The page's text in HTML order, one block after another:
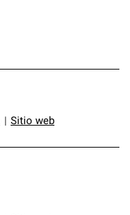
Sitio web